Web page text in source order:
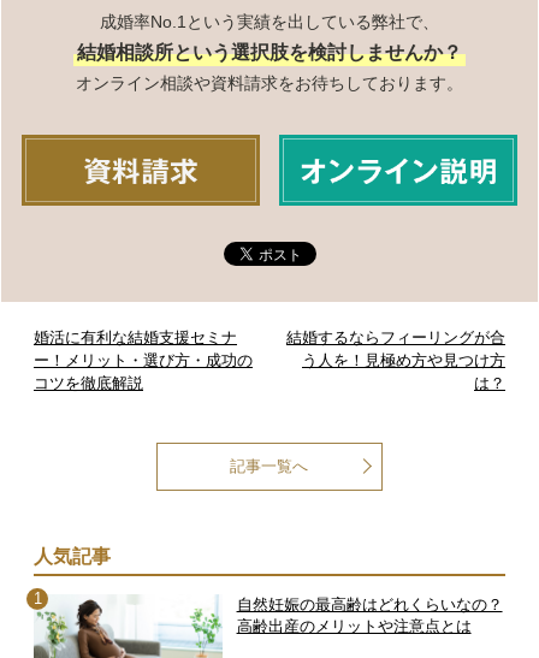
成婚率No.1という実績を出している弊社で、
結婚相談所という選択肢を検討しませんか？
オンライン相談や資料請求をお待ちしております。
婚活に有利な結婚支援セミナ
ー！メリット・選び方・成功の
コツを徹底解説
結婚するならフィーリングが合
う人を！見極め方や見つけ方
は？
記事一覧へ
人気記事
自然妊娠の最高齢はどれくらいなの？
高齢出産のメリットや注意点とは